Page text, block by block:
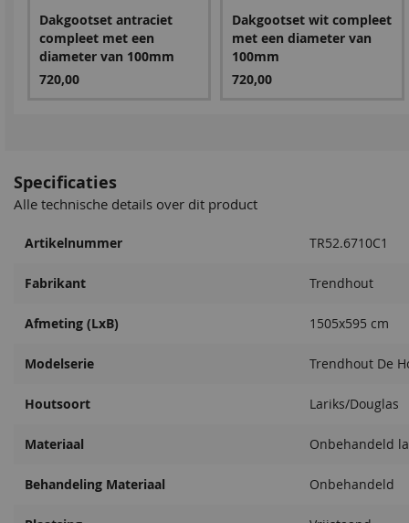
Dakgootset antraciet
compleet met een
diameter van 100mm
720,00
Dakgootset wit compleet
met een diameter van
100mm
720,00
Specificaties
Alle technische details over dit product
Artikelnummer TR52.6710C1
Fabrikant Trendhout
Afmeting (LxB) 1505x595 cm
Modelserie Trendhout De
Houtsoort Lariks/Douglas
Materiaal Onbehandeld
Behandeling Materiaal Onbehandeld